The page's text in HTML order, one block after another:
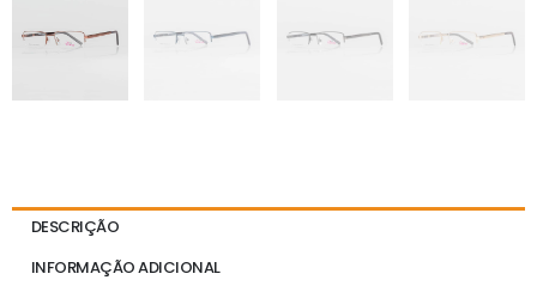
DESCRIÇÃO
INFORMAÇÃO ADICIONAL